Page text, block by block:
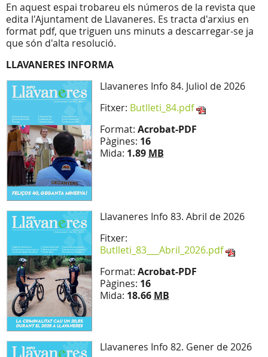
En aquest espai trobareu els números de la revista que
edita l'Ajuntament de Llavaneres. Es tracta d'arxius en
format pdf, que triguen uns minuts a descarregar-se ja
que són d'alta resolució.
LLAVANERES INFORMA
Llavaneres Info 84. Juliol de 2026
Fitxer: Butlleti_84.pdf
Format: Acrobat-PDF
Pàgines: 16
Mida: 1.89 MB
Llavaneres Info 83. Abril de 2026
Fitxer:
Butlleti_83___Abril_2026.pdf
Format: Acrobat-PDF
Pàgines: 16
Mida: 18.66 MB
Llavaneres Info 82. Gener de 2026